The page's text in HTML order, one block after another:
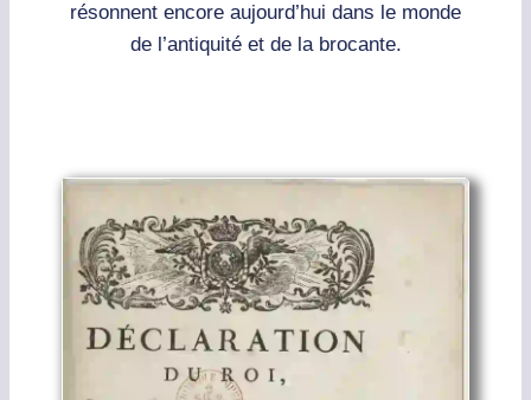
résonnent encore aujourd’hui dans le monde
de l’antiquité et de la brocante.